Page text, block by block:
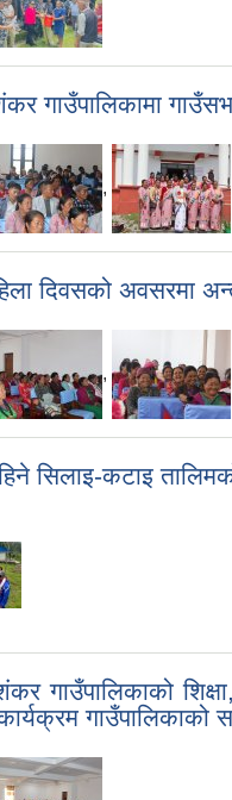
गाउँपालिकामा
,
दिवसको अवसरमा
,
सिलाइ-कटाइ
गाउँपालिकाको